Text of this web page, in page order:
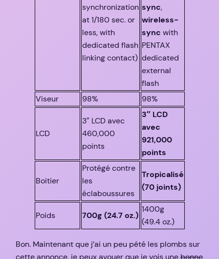
synchronization
at 1/180 sec. or
less, with
dedicated flash
linking contact)
sync,
wireless-
sync with
PENTAX
dedicated
external
flash
Viseur
98% 98%
LCD
3″ LCD avec
460,000
points
3″ LCD
avec
921,000
points
Boitier
Protégé contre
les
éclaboussures
Tropicalisé
(70 joints)
Poids 700g (24.7 oz.)
1400g
(49.4 oz.)
Bon. Maintenant que j’ai un peu pété les plombs sur
cette annonce, je peux avouer que je vois unebonne